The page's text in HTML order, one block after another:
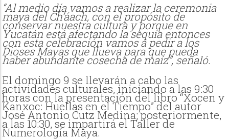
“Al medio día vamos a realizar la ceremonia
maya del Ch’áach, con el propósito de
conservar nuestra cultura y porque en
Yucatán está afectando la sequía entonces
con esta celebración vamos a pedir a los
Dioses Mayas que llueva para que pueda
haber abundante cosecha de maíz”, señaló.
El domingo 9 se llevarán a cabo las
actividades culturales, iniciando a las 9:30
horas con la presentación del libro “Xocen y
Kanxoc: Huellas en el Tiempo” del autor
José Antonio Cutz Medina; posteriormente,
a las 10:30, se impartirá el Taller de
Numerología Maya.